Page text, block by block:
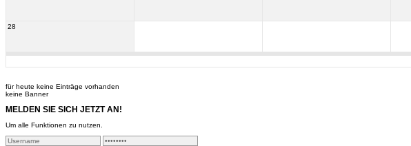
28
für heute keine Einträge vorhanden
keine Banner
MELDEN SIE SICH JETZT AN!
Um alle Funktionen zu nutzen.